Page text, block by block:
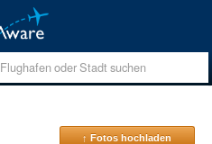
↑ Fotos hochladen